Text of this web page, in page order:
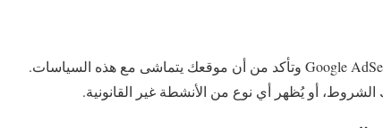
الشروط، أو يُظهر أي نوع من الأنشطة غير القانونية.